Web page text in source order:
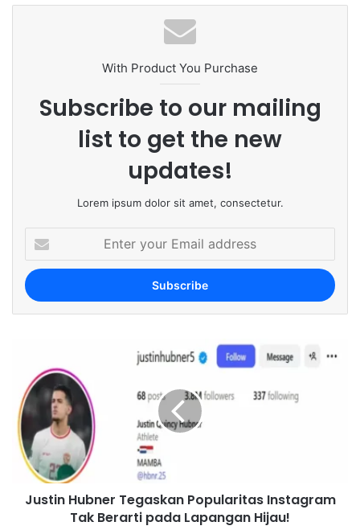
te
With Product You Purchase
Subscribe to our mailing
list to get the new
updates!
Lorem ipsum dolor sit amet, consectetur.
e
E
m
i
l
a
d
Justin Hubner Tegaskan Popularitas Instagram
Tak Berarti pada Lapangan Hijau!